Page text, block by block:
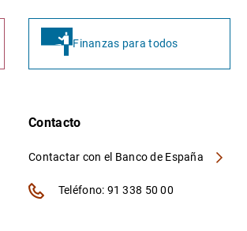
Finanzas para todos
Contacto
Contactar con el Banco de España
Teléfono: 91 338 50 00